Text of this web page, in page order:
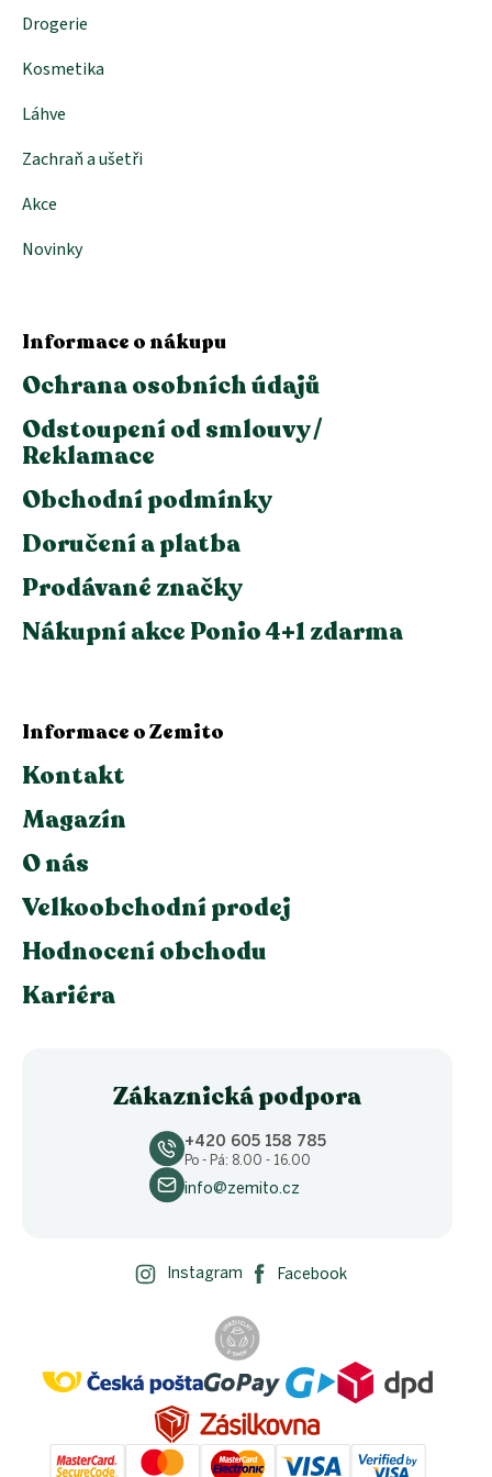
Drogerie
Kosmetika
Láhve
Zachraň a ušetři
Akce
Novinky
Informace o nákupu
Ochrana osobních údajů
Odstoupení od smlouvy /
Reklamace
Obchodní podmínky
Doručení a platba
Prodávané značky
Nákupní akce Ponio 4+1 zdarma
Informace o Zemito
Kontakt
Magazín
O nás
Velkoobchodní prodej
Hodnocení obchodu
Kariéra
Zákaznická podpora
+420 605 158 785
Po - Pá: 8.00 - 16.00
info@zemito.cz
Instagram Facebook